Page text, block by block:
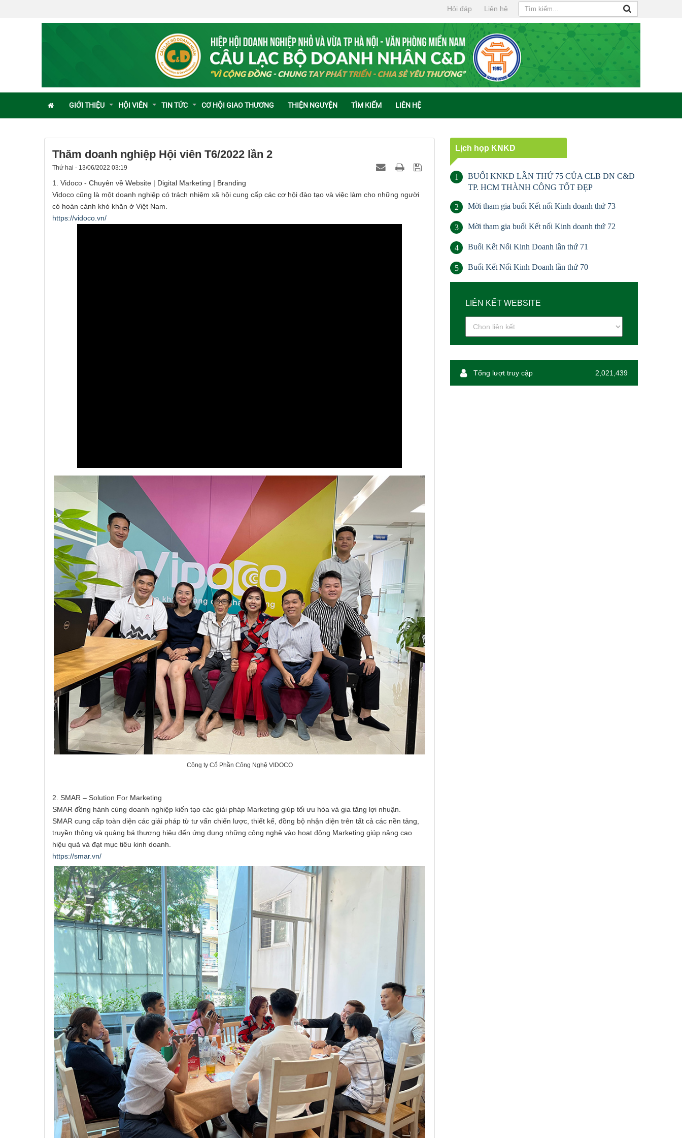
Hỏi đáp Liên hệ
GIỚI THIỆU HỘI VIÊN TIN TỨC CƠ HỘI GIAO THƯƠNG THIỆN NGUYỆN TÌM KIẾM LIÊN HỆ
Thăm doanh nghiệp Hội viên T6/2022 lần 2
Thứ hai - 13/06/2022 03:19
1. Vidoco - Chuyên về Website | Digital Marketing | Branding
Vidoco cũng là một doanh nghiệp có trách nhiệm xã hội cung cấp các cơ hội đào tạo và việc làm cho những người
có hoàn cảnh khó khăn ở Việt Nam.
https://vidoco.vn/
Công ty Cổ Phần Công Nghệ VIDOCO
2. SMAR – Solution For Marketing
SMAR đồng hành cùng doanh nghiệp kiến tạo các giải pháp Marketing giúp tối ưu hóa và gia tăng lợi nhuận.
SMAR cung cấp toàn diện các giải pháp từ tư vấn chiến lược, thiết kế, đồng bộ nhận diện trên tất cả các nền tảng,
truyền thông và quảng bá thương hiệu đến ứng dụng những công nghệ vào hoạt động Marketing giúp nâng cao
hiệu quả và đạt mục tiêu kinh doanh.
https://smar.vn/
Lịch họp KNKD
1
BUỔI KNKD LẦN THỨ 75 CỦA CLB DN C&D
TP. HCM THÀNH CÔNG TỐT ĐẸP
2 Mời tham gia buổi Kết nối Kinh doanh thứ 73
3 Mời tham gia buổi Kết nối Kinh doanh thứ 72
4 Buổi Kết Nối Kinh Doanh lần thứ 71
5 Buổi Kết Nối Kinh Doanh lần thứ 70
LIÊN KẾT WEBSITE
Tổng lượt truy cập 2,021,439